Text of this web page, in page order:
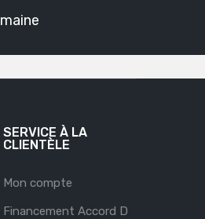
SERVICE À LA
CLIENTÈLE
Mon compte
Financement Accord D